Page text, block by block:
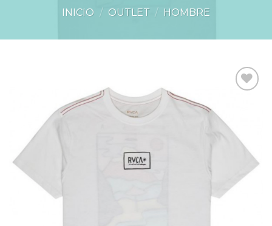
INICIO / OUTLET / HOMBRE
lista de
deseos